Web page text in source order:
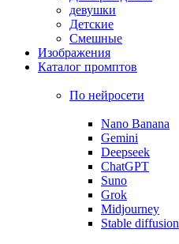
девушки
Детские
Смешные
Изображения
Каталог промптов
По нейросети
Nano Banana
Gemini
Deepseek
ChatGPT
Suno
Grok
Midjourney
Stable diffusion